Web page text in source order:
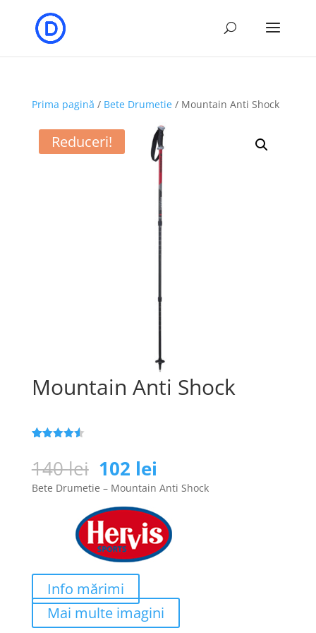
Prima pagină / Bete Drumetie/ Mountain Anti Shock
Reduceri!
Mountain Anti Shock
pe baza a
de evaluări
de la
140lei Prețul
inițial
a
fost:
140 lei.
102 lei
curent
este:
102 lei.
Bete Drumetie – Mountain Anti Shock
Info mărimi
Mai multe imagini